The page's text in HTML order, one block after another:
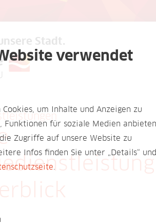
verwendet
um Inhalte und Anzeigen zu
Funktionen für soziale Medien anbieten
Zugriffe auf unsere Website zu
Infos finden Sie unter „Details“ und
.
Stadt.